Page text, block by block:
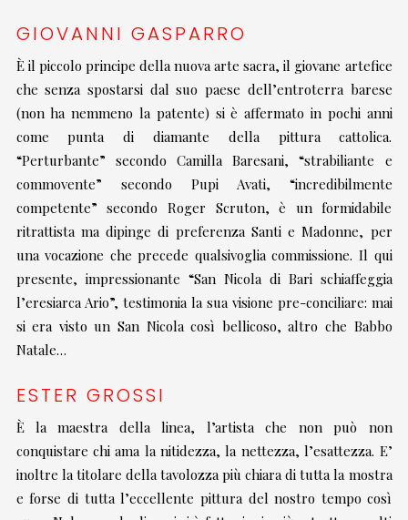
GIOVANNI GASPARRO
È il piccolo principe della nuova arte sacra, il giovane artefice
che senza spostarsi dal suo paese dell’entroterra barese
(non ha nemmeno la patente) si è affermato in pochi anni
come punta di diamante della pittura cattolica.
“Perturbante” secondo Camilla Baresani, “strabiliante e
commovente” secondo Pupi Avati, “incredibilmente
competente” secondo Roger Scruton, è un formidabile
ritrattista ma dipinge di preferenza Santi e Madonne, per
una vocazione che precede qualsivoglia commissione. Il qui
presente, impressionante “San Nicola di Bari schiaffeggia
l’eresiarca Ario”, testimonia la sua visione pre-conciliare: mai
si era visto un San Nicola così bellicoso, altro che Babbo
Natale…
ESTER GROSSI
È la maestra della linea, l’artista che non può non
conquistare chi ama la nitidezza, la nettezza, l’esattezza. E’
inoltre la titolare della tavolozza più chiara di tutta la mostra
e forse di tutta l’eccellente pittura del nostro tempo così